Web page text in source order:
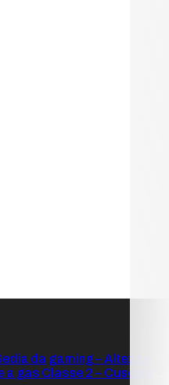
da gaming – Altezza
gas Classe 2 – Cuscino